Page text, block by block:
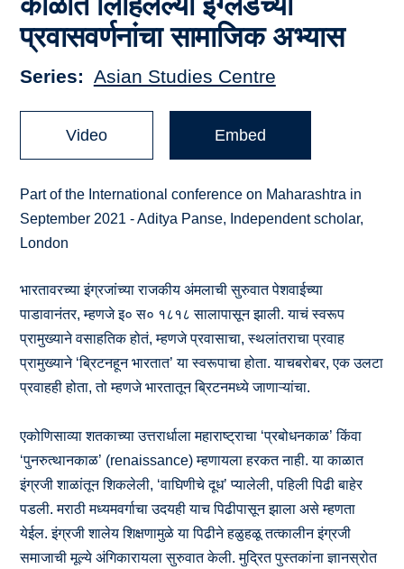
प्रवासवर्णनांचा सामाजिक अभ्यास
Series Asian Studies Centre
Video Embed
Part of the International conference on Maharashtra in
September 2021 - Aditya Panse, Independent scholar,
London
भारतावरच्या इंग्रजांच्या राजकीय अंमलाची सुरुवात पेशवाईच्या
पाडावानंतर, म्हणजे इ० स० १८१८ सालापासून झाली. याचं स्वरूप
प्रामुख्याने वसाहतिक होतं, म्हणजे प्रवासाचा, स्थलांतराचा प्रवाह
प्रामुख्याने ‘ब्रिटनहून भारतात’ या स्वरूपाचा होता. याचबरोबर, एक उलटा
प्रवाहही होता, तो म्हणजे भारतातून ब्रिटनमध्ये जाणाऱ्यांचा.
एकोणिसाव्या शतकाच्या उत्तरार्धाला महाराष्ट्राचा ‘प्रबोधनकाळ’ किंवा
‘पुनरुत्थानकाळ’ (renaissance) म्हणायला हरकत नाही. या काळात
इंग्रजी शाळांतून शिकलेली, ‘वाघिणीचे दूध’ प्यालेली, पहिली पिढी बाहेर
पडली. मराठी मध्यमवर्गाचा उदयही याच पिढीपासून झाला असे म्हणता
येईल. इंग्रजी शालेय शिक्षणामुळे या पिढीने हळुहळू तत्कालीन इंग्रजी
समाजाची मूल्ये अंगिकारायला सुरुवात केली. मुद्रित पुस्तकांना ज्ञानस्रोत